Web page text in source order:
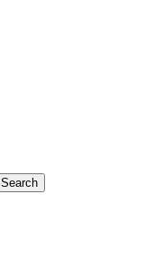
Search